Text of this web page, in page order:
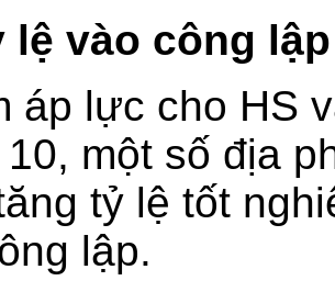
lệ vào công
áp lực cho HS
một số địa
tỷ lệ tốt
lập.